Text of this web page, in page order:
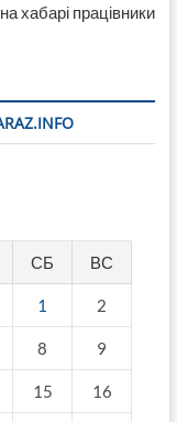
хабарі працівники
СБ ВС
1 2
8 9
15 16